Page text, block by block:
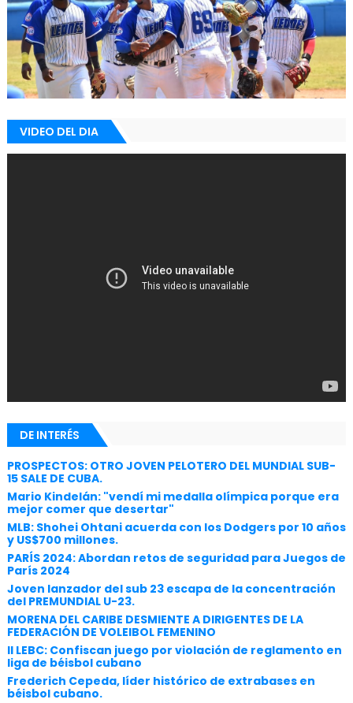
VIDEO DEL DIA
DE INTERÉS
PROSPECTOS: OTRO JOVEN PELOTERO DEL MUNDIAL SUB-
15 SALE DE CUBA.
Mario Kindelán: "vendí mi medalla olímpica porque era
mejor comer que desertar"
MLB: Shohei Ohtani acuerda con los Dodgers por 10 años
y US$700 millones.
PARÍS 2024: Abordan retos de seguridad para Juegos de
París 2024
Joven lanzador del sub 23 escapa de la concentración
del PREMUNDIAL U-23.
MORENA DEL CARIBE DESMIENTE A DIRIGENTES DE LA
FEDERACIÓN DE VOLEIBOL FEMENINO
II LEBC: Confiscan juego por violación de reglamento en
liga de béisbol cubano
Frederich Cepeda, líder histórico de extrabases en
béisbol cubano.